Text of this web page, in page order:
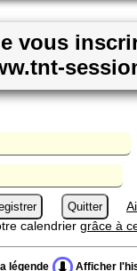
vous
calendrier grâce à
légende Afficher